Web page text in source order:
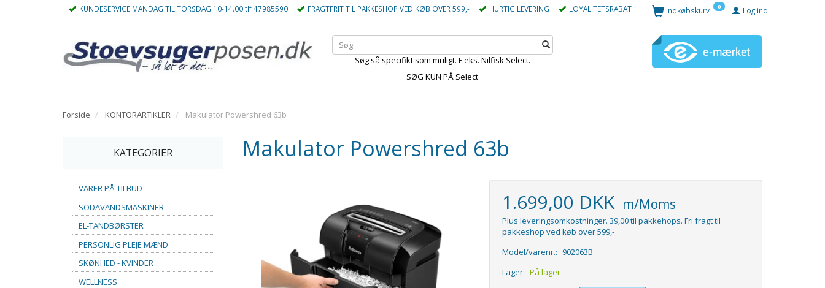
KUNDESERVICE MANDAG TIL TORSDAG 10-14.00 tlf 47985590 FRAGTFRIT TIL PAKKESHOP VED KØB OVER 599,- HURTIG LEVERING LOYALITETSRABAT Log ind
Indkøbskurv 0
Søg så specifikt som muligt. F.eks. Nilfisk Select.
SØG KUN PÅ Select
Forside KONTORARTIKLER Makulator Powershred 63b
KATEGORIER
VARER PÅ TILBUD
SODAVANDSMASKINER
EL-TANDBØRSTER
PERSONLIG PLEJE MÆND
SKØNHED - KVINDER
WELLNESS
Makulator Powershred 63b
1.699,00 DKK m/Moms
Plus leveringsomkostninger. 39,00 til pakkehops. Fri fragt til
pakkeshop ved køb over 599,-
Model/varenr.: 902063B
Lager: På lager